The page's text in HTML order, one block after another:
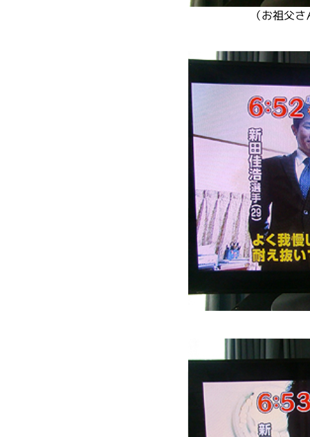
（お祖父